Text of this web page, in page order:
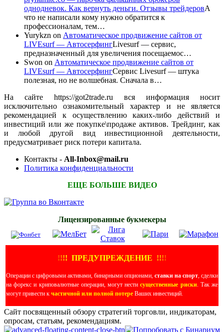
однодневок. Как вернуть деньги. Отзывы трейдеровА
что не написали кому нужно обратится к
профессионалам, тем…
Yurykzn on Автоматическое продвижение сайтов от
LIVEsurf — АвтосерфингLivesurf — сервис,
предназначенный для увеличения посещаемос…
Swon on Автоматическое продвижение сайтов от
LIVEsurf — АвтосерфингСервис Livesurf — штука
полезная, но не волшебная. Сначала в…
На сайте https://got2trade.ru вся информация носит
исключительно ознакомительный характер и не является
рекомендацией к осуществлению каких-либо действий и
инвестиций или же покупке\продаже активов. Трейдинг, как
и любой другой вид инвестиционной деятельности,
предусматривает риск потери капитала.
Контакты - All-Inbox@mail.ru
Политика конфиденциальности
ЕЩЕ БОЛЬШЕ ВИДЕО
Лицензированные букмекеры
!!!! ПРЕДУПРЕЖДЕНИЕ !!!!
Операции с цифровыми активами, бинарными опционами, ставки на спорт , сделки
на форекс и криповалютные операции, могут нестисущественные риски. Так же
могут привести к частичной или полной потере Ваших инвестиций.
Сайт посвященный обзору стратегий торговли, индикаторам,
опросам, статьям, рекомендациям.